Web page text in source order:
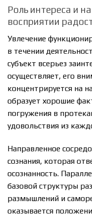
Роль интереса и
восприятии
Увлечение
в течении
субъект всерьез
осуществляет, его
концентрируется на
образует хорошие
погружения в
удовольствия из
Направленное
сознания, которая
осознанность.
базовой структуры
размышлений и
оказывается